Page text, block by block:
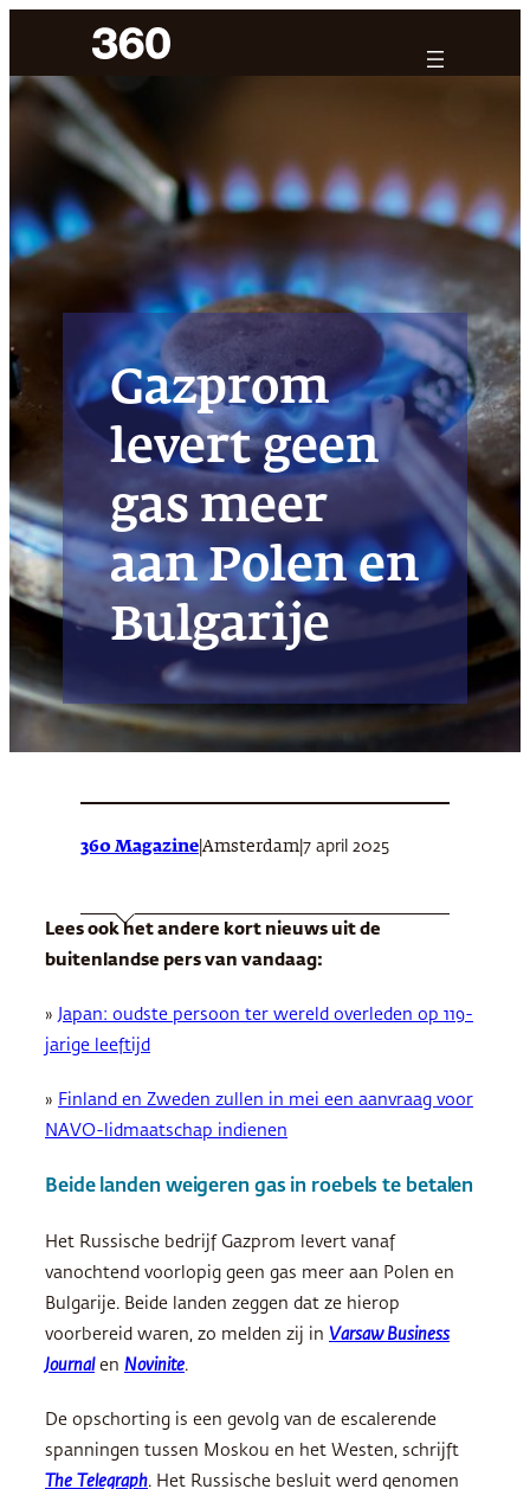
de
inhoud
Gazprom
levert geen
gas meer
aan Polen en
Bulgarije
360 Magazine Amsterdam 7 april 2025
Lees ook het andere kort nieuws uit de
buitenlandse pers van vandaag:
» Japan: oudste persoon ter wereld overleden op 119-
jarige leeftijd
» Finland en Zweden zullen in mei een aanvraag voor
NAVO-lidmaatschap indienen
Beide landen weigeren gas in roebels te betalen
Het Russische bedrijf Gazprom levert vanaf
vanochtend voorlopig geen gas meer aan Polen en
Bulgarije. Beide landen zeggen dat ze hierop
voorbereid waren, zo melden zij in Varsaw Business
Journalen Novinite.
De opschorting is een gevolg van de escalerende
spanningen tussen Moskou en het Westen, schrijft
The Telegraph. Het Russische besluit werd genomen